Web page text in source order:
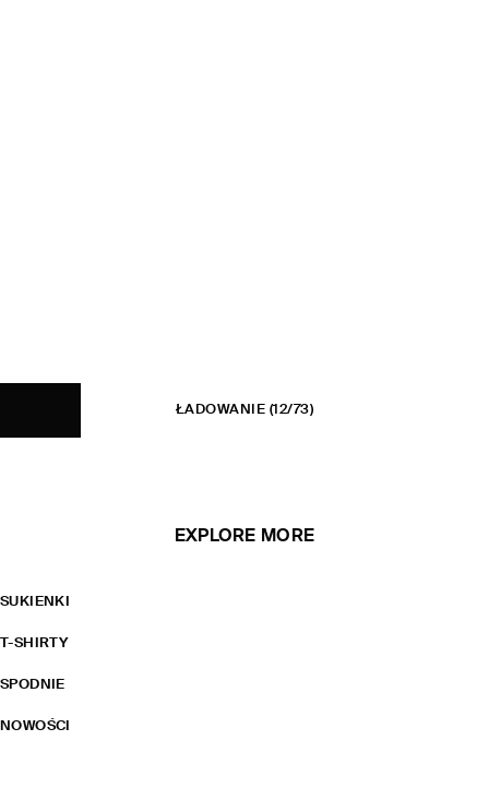
ŁADOWANIE (12/73)
EXPLORE MORE
SUKIENKI
T-SHIRTY
SPODNIE
NOWOŚCI